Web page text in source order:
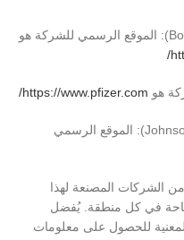
https://www.pfizer.com/
5. جونسون آند جونسون (Johnson & Johnson): الموقع الرسمي
الشركات المصنعة لهذا
في كل منطقة. يُفضل
للحصول على معلومات